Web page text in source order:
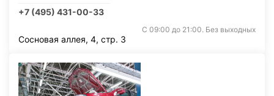
+7 (495) 431-00-33
С 09:00 до 21:00. Без выходных
Сосновая аллея, 4, стр. 3